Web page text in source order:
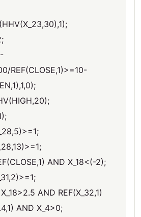
REF(CLOSE,1)>=10-
AND X_18<(-2);
AND REF(X_32,1)
AND X_4>0;